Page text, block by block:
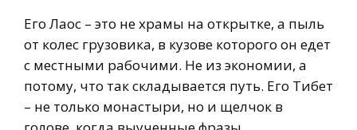
Его Лаос – это не храмы на открытке, а пыль
от колес грузовика, в кузове которого он едет
с местными рабочими. Не из экономии, а
потому, что так складывается путь. Его Тибет
– не только монастыри, но и щелчок в